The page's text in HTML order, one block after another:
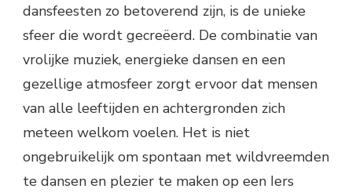
dansfeesten zo betoverend zijn, is de unieke
sfeer die wordt gecreëerd. De combinatie van
vrolijke muziek, energieke dansen en een
gezellige atmosfeer zorgt ervoor dat mensen
van alle leeftijden en achtergronden zich
meteen welkom voelen. Het is niet
ongebruikelijk om spontaan met wildvreemden
te dansen en plezier te maken op een Iers